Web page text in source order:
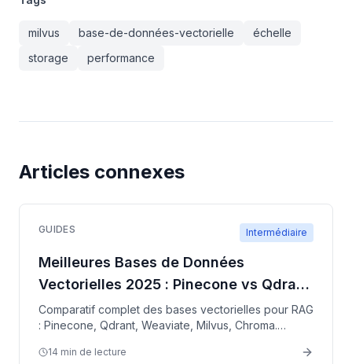
milvus base-de-données-vectorielle
échelle
storage
performance
Articles connexes
GUIDES Intermédiaire
Meilleures Bases de Données
Vectorielles 2025 : Pinecone vs Qdrant
vs Weaviate
Comparatif complet des bases vectorielles pour RAG
: Pinecone, Qdrant, Weaviate, Milvus, Chroma.
cas d'usage.
14 min de lecture